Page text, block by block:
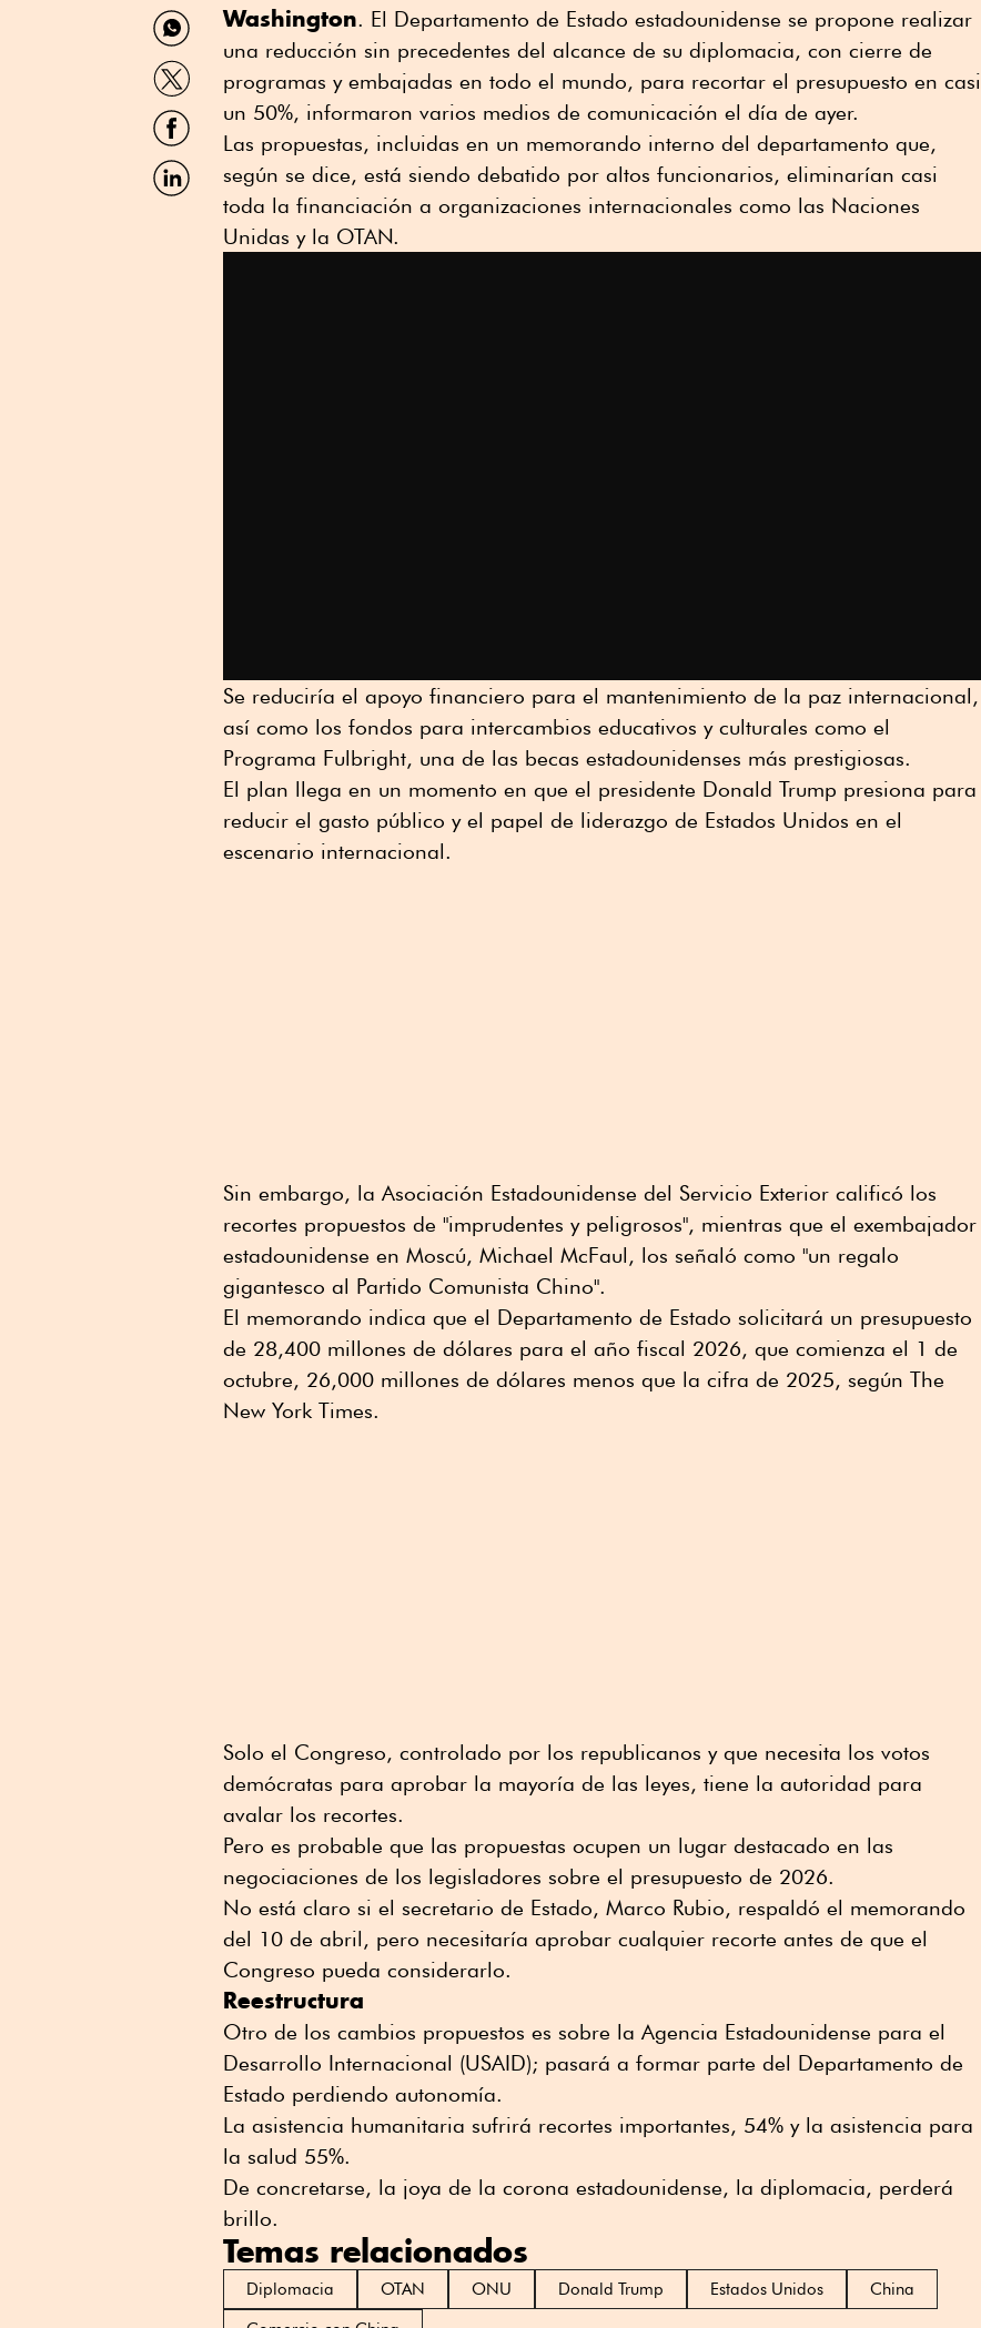
Compartir
por
WhatsApp
Compartir
por
Twitter
Compartir
por
Facebook
Compartir
por
Washington. El Departamento de Estado estadounidense se propone realizar
una reducción sin precedentes del alcance de su diplomacia, con cierre de
programas y embajadas en todo el mundo, para recortar el presupuesto en casi
un 50%, informaron varios medios de comunicación el día de ayer.
Las propuestas, incluidas en un memorando interno del departamento que,
según se dice, está siendo debatido por altos funcionarios, eliminarían casi
toda la financiación a organizaciones internacionales como las Naciones
Unidas y la OTAN.
Se reduciría el apoyo financiero para el mantenimiento de la paz internacional,
así como los fondos para intercambios educativos y culturales como el
Programa Fulbright, una de las becas estadounidenses más prestigiosas.
El plan llega en un momento en que el presidente Donald Trump presiona para
reducir el gasto público y el papel de liderazgo de Estados Unidos en el
escenario internacional.
Sin embargo, la Asociación Estadounidense del Servicio Exterior calificó los
recortes propuestos de "imprudentes y peligrosos", mientras que el exembajador
estadounidense en Moscú, Michael McFaul, los señaló como "un regalo
gigantesco al Partido Comunista Chino".
El memorando indica que el Departamento de Estado solicitará un presupuesto
de 28,400 millones de dólares para el año fiscal 2026, que comienza el 1 de
octubre, 26,000 millones de dólares menos que la cifra de 2025, según The
New York Times.
Solo el Congreso, controlado por los republicanos y que necesita los votos
demócratas para aprobar la mayoría de las leyes, tiene la autoridad para
avalar los recortes.
Pero es probable que las propuestas ocupen un lugar destacado en las
negociaciones de los legisladores sobre el presupuesto de 2026.
No está claro si el secretario de Estado, Marco Rubio, respaldó el memorando
del 10 de abril, pero necesitaría aprobar cualquier recorte antes de que el
Congreso pueda considerarlo.
Reestructura
Otro de los cambios propuestos es sobre la Agencia Estadounidense para el
Desarrollo Internacional (USAID); pasará a formar parte del Departamento de
Estado perdiendo autonomía.
La asistencia humanitaria sufrirá recortes importantes, 54% y la asistencia para
la salud 55%.
De concretarse, la joya de la corona estadounidense, la diplomacia, perderá
brillo.
Temas relacionados
Diplomacia OTAN ONU Donald Trump Estados Unidos
China